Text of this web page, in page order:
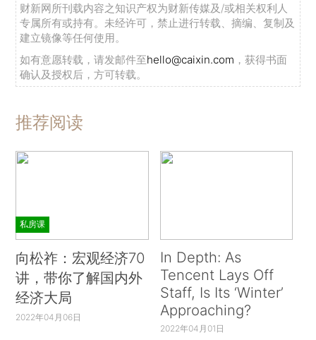
财新网所刊载内容之知识产权为财新传媒及/或相关权利人
专属所有或持有。未经许可，禁止进行转载、摘编、复制及
建立镜像等任何使用。
如有意愿转载，请发邮件至hello@caixin.com ，获得书面
确认及授权后，方可转载。
推荐阅读
私房课
向松祚：宏观经济70
讲，带你了解国内外
经济大局
2022年04月06日
In Depth: As
Tencent Lays Off
Staff, Is Its ‘Winter’
Approaching?
2022年04月01日